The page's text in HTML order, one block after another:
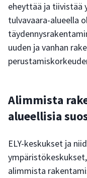
eheyttää ja tiivistää
tulvavaara-alueella
uuden ja vanhan
Alimmista
alueellisia
ELY-keskukset ja
alimmista